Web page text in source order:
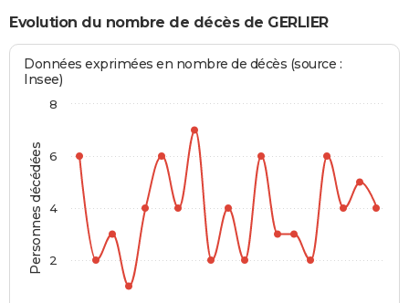
Evolution du nombre de décès de GERLIER
Personnes décédées
Données exprimées en nombre de décès (source :
Insee)
2
4
6
8